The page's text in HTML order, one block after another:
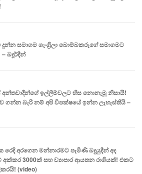
සමාගම ශැංග්‍රිලා බොම්බකරුගේ සමාගමට
බදූර්දීන්
අන්තවාදීන්ගේ ඉල්ලීම්වලට හිස නොනැමූ නිසායි!
ගන්න බැරි නම් අපි විපක්ෂයේ ඉන්න ලැහැස්තියි –
රෙදි අරගෙන මන්නාරමට පැමිණි බදුයුදීන් අද
3000ක් සහ ව්‍යාපාර ආයතන රාශියක්! එකට
(video)